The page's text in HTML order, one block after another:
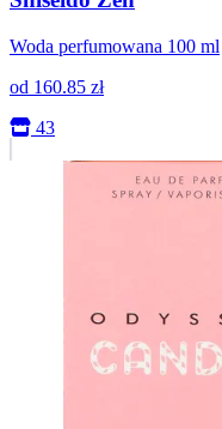
Woda perfumowana 100 ml
od 160.85 zł
43